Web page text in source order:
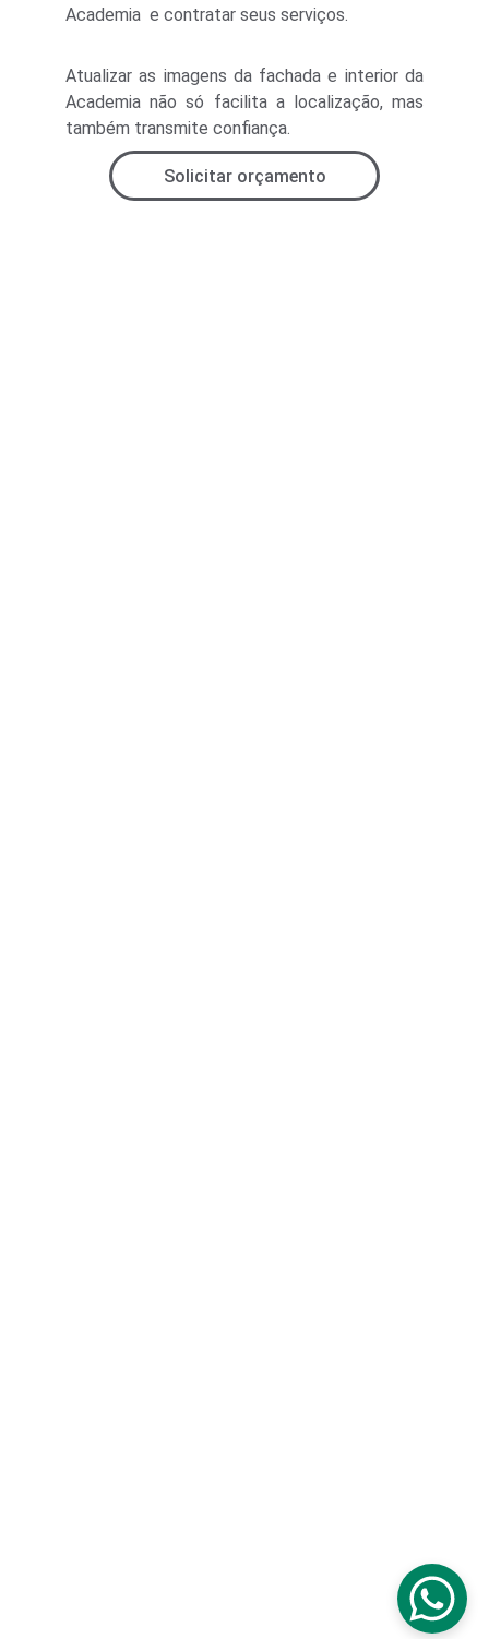
Academia e contratar seus serviços.
Atualizar as imagens da fachada e interior da
Academia não só facilita a localização, mas
também transmite confiança.
Solicitar orçamento